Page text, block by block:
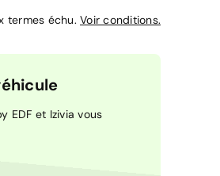
termes échu. Voir conditions.
EDF et Izivia vous